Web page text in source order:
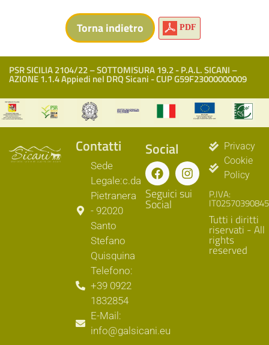
PDF
PSR SICILIA 2104/22 – SOTTOMISURA 19.2 - P.A.L. SICANI –
AZIONE 1.1.4 Appiedi nel DRQ Sicani - CUP G59F23000000009
Contatti
Sede
Legale:c.da
Pietranera
- 92020
Santo
Stefano
Quisquina
Telefono:
+39 0922
1832854
E-Mail:
info@galsicani.eu
Social
Seguici sui
Social
Privacy
Cookie
Policy
P.IVA:
IT02570390845
Tutti i diritti
riservati - All
rights
reserved